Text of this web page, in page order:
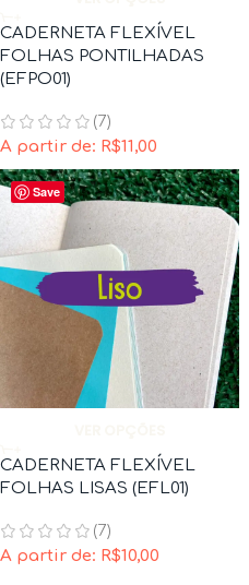
CADERNETA FLEXÍVEL
FOLHAS PONTILHADAS
(EFPO01)
(7)
A partir de: R$11,00
Save
CADERNETA FLEXÍVEL
FOLHAS LISAS (EFL01)
(7)
A partir de: R$10,00